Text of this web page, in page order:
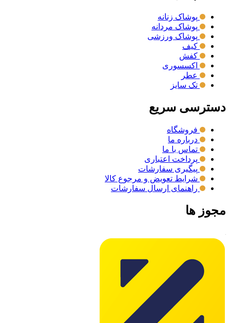
پوشاک زنانه
پوشاک مردانه
پوشاک ورزشی
کیف
کفش
اکسسوری
عطر
تک سایز
دسترسی سریع
فروشگاه
درباره ما
تماس با ما
پرداخت اعتباری
پیگیری سفارشات
شرایط تعویض و مرجوع کالا
راهنمای ارسال سفارشات
مجوز ها